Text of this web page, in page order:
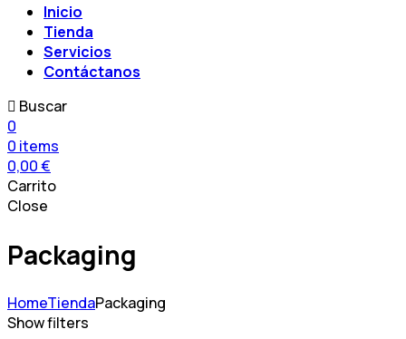
Inicio
Tienda
Servicios
Contáctanos
Buscar
0
0 items
0,00€
Carrito
Close
Packaging
HomeTiendaPackaging
Show filters